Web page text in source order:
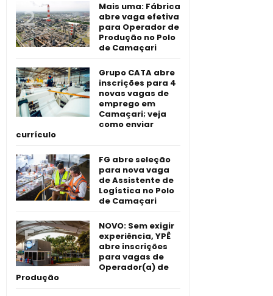
Mais uma: Fábrica
abre vaga efetiva
para Operador de
Produção no Polo
de Camaçari
Grupo CATA abre
inscrições para 4
novas vagas de
emprego em
Camaçari; veja
como enviar
currículo
FG abre seleção
para nova vaga
de Assistente de
Logística no Polo
de Camaçari
NOVO: Sem exigir
experiência, YPÊ
abre inscrições
para vagas de
Operador(a) de
Produção